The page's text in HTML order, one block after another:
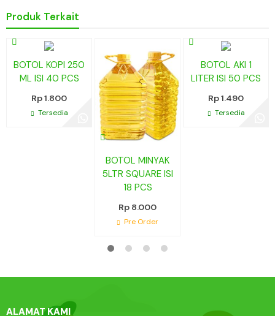
Produk Terkait
BOTOL KOPI 250
ML ISI 40 PCS
Rp 1.800
Tersedia
BOTOL MINYAK
5LTR SQUARE ISI
18 PCS
Rp 8.000
Pre Order
BOTOL AKI 1
LITER ISI 50 PCS
Rp 1.490
Tersedia
ALAMAT KAMI